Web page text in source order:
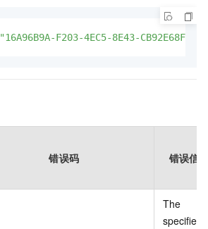
"16A96B9A-F203-4EC5-8E43-
错误码 错误信
The
specified